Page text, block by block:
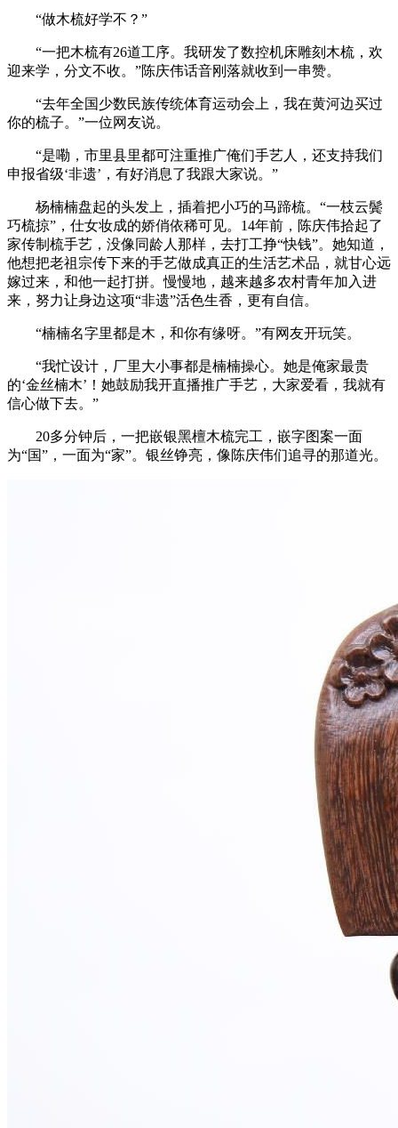
“做木梳好学不？”
“一把木梳有26道工序。我研发了数控机床雕刻木梳，欢
迎来学，分文不收。”陈庆伟话音刚落就收到一串赞。
“去年全国少数民族传统体育运动会上，我在黄河边买过
你的梳子。”一位网友说。
“是嘞，市里县里都可注重推广俺们手艺人，还支持我们
申报省级‘非遗’，有好消息了我跟大家说。”
杨楠楠盘起的头发上，插着把小巧的马蹄梳。“一枝云鬓
巧梳掠”，仕女妆成的娇俏依稀可见。14年前，陈庆伟拾起了
家传制梳手艺，没像同龄人那样，去打工挣“快钱”。她知道，
他想把老祖宗传下来的手艺做成真正的生活艺术品，就甘心远
嫁过来，和他一起打拼。慢慢地，越来越多农村青年加入进
来，努力让身边这项“非遗”活色生香，更有自信。
“楠楠名字里都是木，和你有缘呀。”有网友开玩笑。
“我忙设计，厂里大小事都是楠楠操心。她是俺家最贵
的‘金丝楠木’！她鼓励我开直播推广手艺，大家爱看，我就有
信心做下去。”
20多分钟后，一把嵌银黑檀木梳完工，嵌字图案一面
为“国”，一面为“家”。银丝铮亮，像陈庆伟们追寻的那道光。